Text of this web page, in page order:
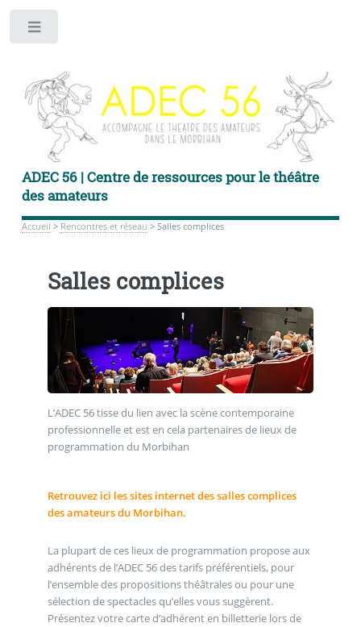
ADEC 56 | Centre de ressources pour le théâtre
des amateurs
Accueil > Rencontres et réseau > Salles complices
Salles complices
L’ADEC 56 tisse du lien avec la scène contemporaine
professionnelle et est en cela partenaires de lieux de
programmation du Morbihan
Retrouvez ici les sites internet des salles complices
des amateurs du Morbihan.
La plupart de ces lieux de programmation propose aux
adhérents de l’ADEC 56 des tarifs préférentiels, pour
l’ensemble des propositions théâtrales ou pour une
sélection de spectacles qu’elles vous suggèrent.
Présentez votre carte d’adhérent en billetterie lors de